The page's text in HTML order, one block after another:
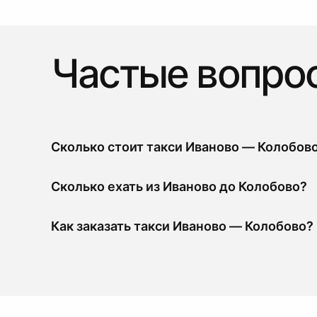
Частые
Сколько стоит такси Иваново —
Сколько ехать из Иваново до Колобово?
Как заказать такси Иваново — Колобово?